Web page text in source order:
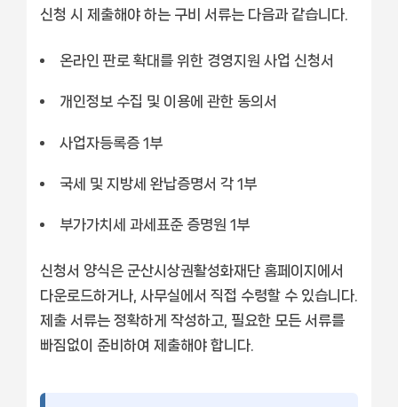
신청 시 제출해야 하는 구비 서류는 다음과 같습니다.
온라인 판로 확대를 위한 경영지원 사업 신청서
개인정보 수집 및 이용에 관한 동의서
사업자등록증 1부
국세 및 지방세 완납증명서 각 1부
부가가치세 과세표준 증명원 1부
신청서 양식은 군산시상권활성화재단 홈페이지에서
다운로드하거나, 사무실에서 직접 수령할 수 있습니다.
제출 서류는 정확하게 작성하고, 필요한 모든 서류를
빠짐없이 준비하여 제출해야 합니다.